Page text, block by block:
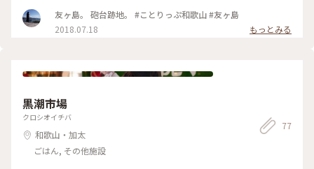
友ヶ島。 砲台跡地。 #ことりっぷ和歌山 #友ヶ島
2018.07.18
もっとみる
黒潮市場
クロシオイチバ
和歌山・加太
ごはん, その他施設
77